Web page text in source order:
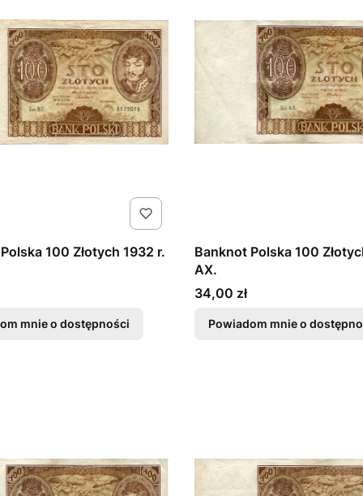
100 Złotych 1932 r.
mnie o dostępności
Banknot Polska 100
AX.
Cena
34,00 zł
Powiadom mnie o